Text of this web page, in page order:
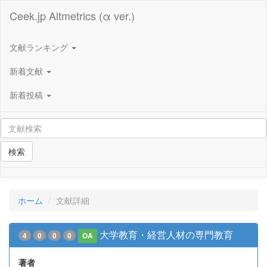
Ceek.jp Altmetrics (α ver.)
文献ランキング
新着文献
新着投稿
検索
ホーム 文献詳細
4 0 0 0 OA 大学教育・経営人材の専門教育
著者